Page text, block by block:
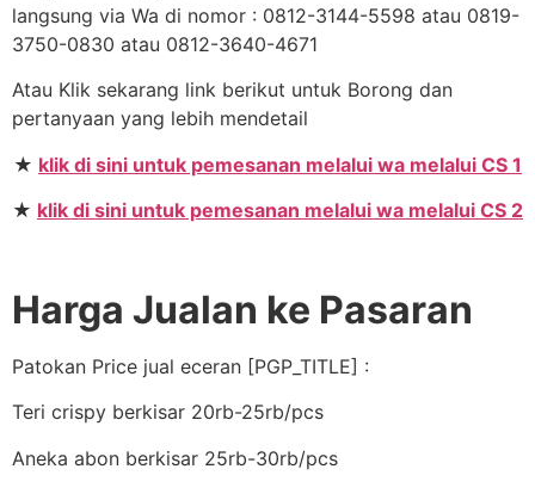
langsung via Wa di nomor : 0812-3144-5598 atau 0819-
3750-0830 atau 0812-3640-4671
Atau Klik sekarang link berikut untuk Borong dan
pertanyaan yang lebih mendetail
★ klik di sini untuk pemesanan melalui wa melalui CS 1
★ klik di sini untuk pemesanan melalui wa melalui CS 2
Harga Jualan ke Pasaran
Patokan Price jual eceran [PGP_TITLE] :
Teri crispy berkisar 20rb-25rb/pcs
Aneka abon berkisar 25rb-30rb/pcs